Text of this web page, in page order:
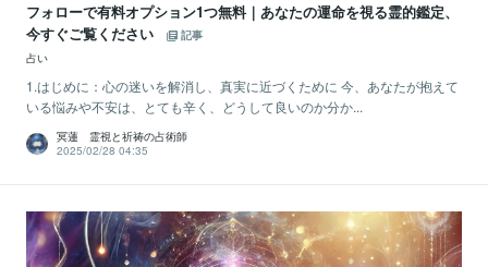
フォローで有料オプション1つ無料｜あなたの運命を視る霊的鑑定、
今すぐご覧ください
記事
占い
1.はじめに：心の迷いを解消し、真実に近づくために 今、あなたが抱えて
いる悩みや不安は、とても辛く、どうして良いのか分か...
冥蓮 霊視と祈祷の占術師
2025/02/28 04:35